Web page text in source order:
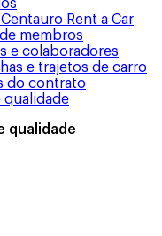
Rent a Car
membros
e colaboradores
e trajetos de carro
do contrato
qualidade
qualidade